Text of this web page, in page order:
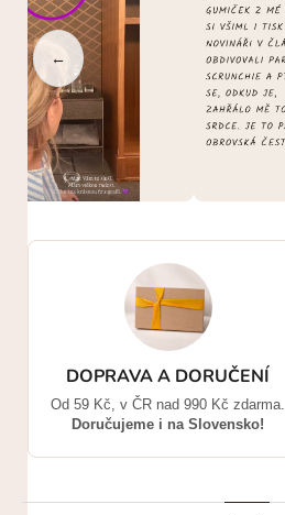
←
DOPRAVA A DORUČENÍ
Od 59 Kč, v ČR nad 990 Kč zdarma.
Doručujeme i na Slovensko!